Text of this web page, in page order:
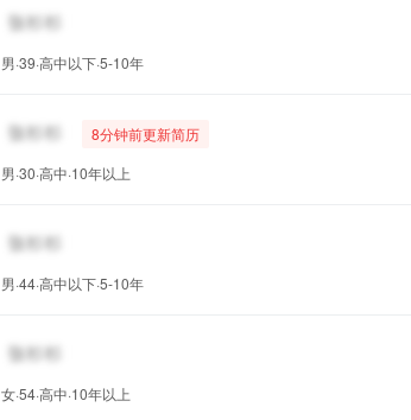
男·39·高中以下·5-10年
8分钟前更新简历
男·30·高中·10年以上
男·44·高中以下·5-10年
女·54·高中·10年以上